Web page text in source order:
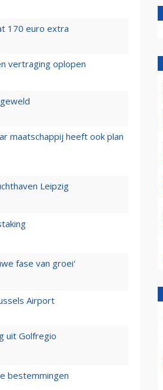
170 euro extra
vertraging oplopen
maatschappij heeft ook plan
Leipzig
fase van groei'
Airport
uit Golfregio
bestemmingen